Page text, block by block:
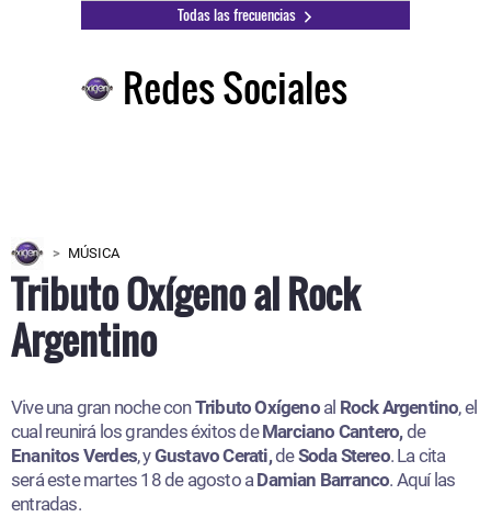
Todas las frecuencias
Redes Sociales
MÚSICA
Tributo Oxígeno al Rock
Argentino
Vive una gran noche conTributo Oxígenoal Rock Argentino, el
cual reunirá los grandes éxitos deMarciano Cantero,de
Enanitos Verdes, yGustavo Cerati,deSoda Stereo. La cita
será este martes 18 de agosto aDamian Barranco. Aquí las
entradas.​